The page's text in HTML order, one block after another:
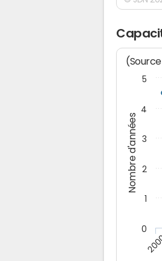
Nombre d'années
0
1
2
3
4
5